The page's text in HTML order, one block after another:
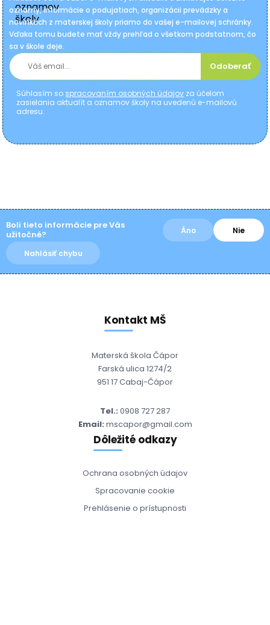
oznamy, informácie o podujatiach, organizácii prevádzky a
novinkách z materskej školy priamo do vašej e-mailovej schránky.
Vďaka tomu budete mať vždy prehľad o všetkom podstatnom, čo
sa v škole deje.
Odoberať
Súhlasím so spracovaním osobných údajov za účelom
zasielania aktualít a oznamov školy na uvedenú e-mailovú
adresu.
Boli tieto informácie pre Vás
užitočné?
Áno Nie
Nahlásiť chybu
Kontakt MŠ
Materská škola Čápor
Farská ulica 1274/2
951 17 Cabaj-Čápor
Tel.: 0908 727 287
Email: mscapor@gmail.com
Dôležité odkazy
Ochrana osobných údajov
Spracovanie cookie
Prehlásenie o prístupnosti